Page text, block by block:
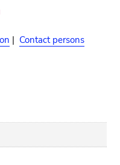
| Contact persons